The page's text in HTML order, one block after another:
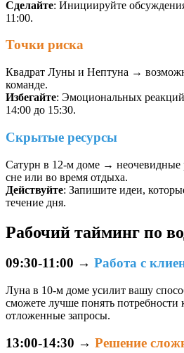
Сделайте: Инициируйте
11:00.
Точки риска
Квадрат Луны и Нептуна →
команде.
Избегайте: Эмоциональных
14:00 до 15:30.
Скрытые ресурсы
Сатурн в 12-м доме → неочевидные
сне или во время отдыха.
Действуйте: Запишите идеи,
течение дня.
Рабочий тайминг по
09:30-11:00 → Работа с
Луна в 10-м доме усилит вашу
сможете лучше понять потребности
отложенные запросы.
13:00-14:30 → Решение